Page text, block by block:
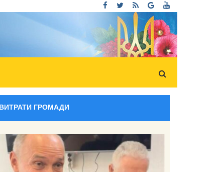
ВИТРАТИ ГРОМАДИ